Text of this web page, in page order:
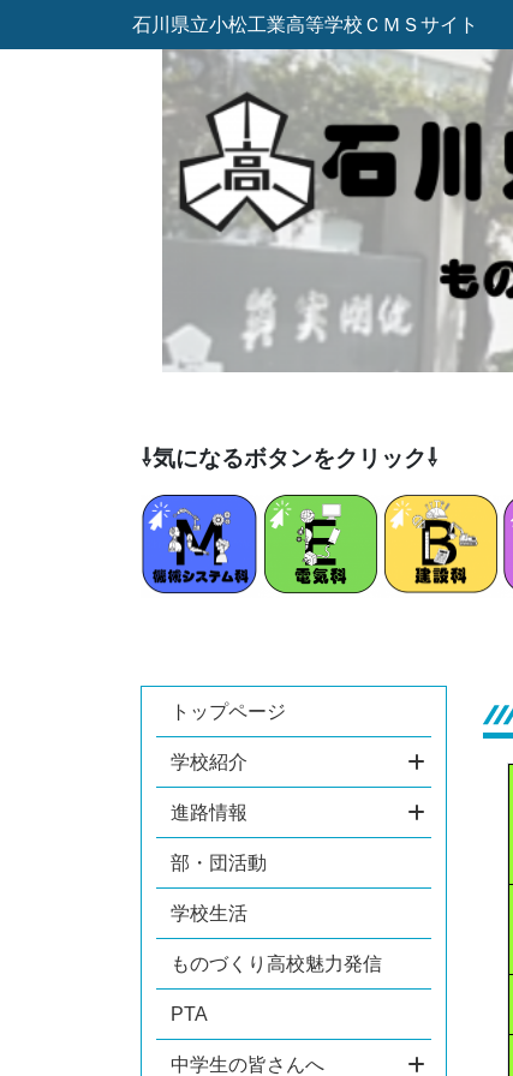
石川県立小松工業高等学校ＣＭＳサイト
⇩気になるボタンをクリック⇩
トップページ
学校紹介
進路情報
部・団活動
学校生活
ものづくり高校魅力発信
PTA
中学生の皆さんへ